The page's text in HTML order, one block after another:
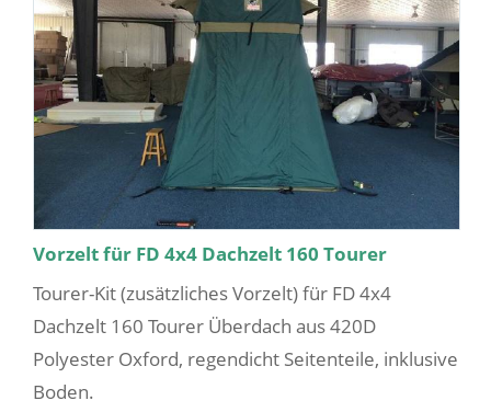
Vorzelt für FD 4x4 Dachzelt 160 Tourer
Tourer-Kit (zusätzliches Vorzelt) für FD 4x4
Dachzelt 160 Tourer Überdach aus 420D
Polyester Oxford, regendicht Seitenteile, inklusive
Boden.